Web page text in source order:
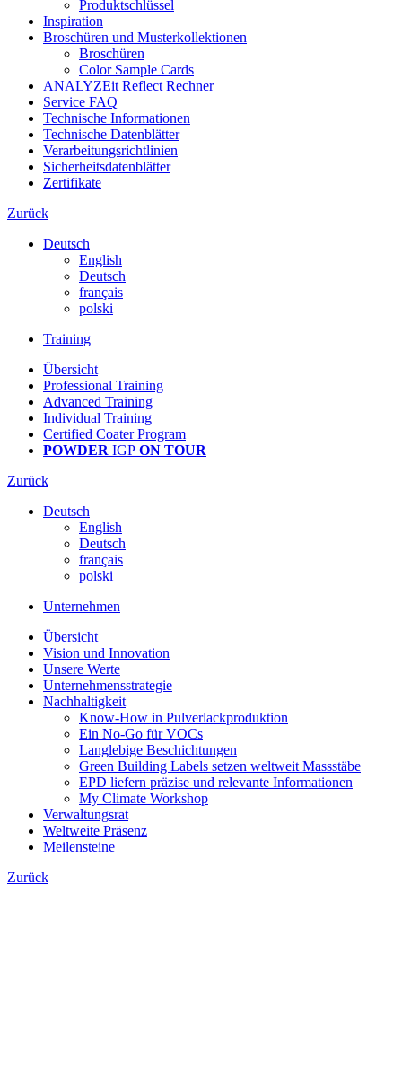
Produktschlüssel
Inspiration
Broschüren und Musterkollektionen
Broschüren
Color Sample Cards
ANALYZEit Reflect Rechner
Service FAQ
Technische Informationen
Technische Datenblätter
Verarbeitungsrichtlinien
Sicherheitsdatenblätter
Zertifikate
Zurück
Deutsch
English
Deutsch
français
polski
Training
Übersicht
Professional Training
Advanced Training
Individual Training
Certified Coater Program
POWDER IGP ON TOUR
Zurück
Deutsch
English
Deutsch
français
polski
Unternehmen
Übersicht
Vision und Innovation
Unsere Werte
Unternehmensstrategie
Nachhaltigkeit
Know-How in Pulverlackproduktion
Ein No-Go für VOCs
Langlebige Beschichtungen
Green Building Labels setzen weltweit Massstäbe
EPD liefern präzise und relevante Informationen
My Climate Workshop
Verwaltungsrat
Weltweite Präsenz
Meilensteine
Zurück